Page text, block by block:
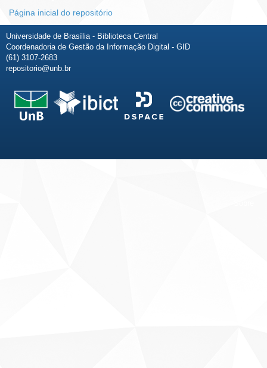
Página inicial do repositório
Universidade de Brasília - Biblioteca Central
Coordenadoria de Gestão da Informação Digital - GID
(61) 3107-2683
repositorio@unb.br